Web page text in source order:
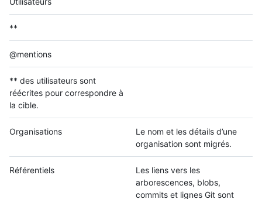
**
@mentions
** des utilisateurs sont
réécrites pour correspondre à
la cible.
Organisations
Le nom et les détails d’une
organisation sont migrés.
Référentiels
Les liens vers les
arborescences, blobs,
commits et lignes Git sont